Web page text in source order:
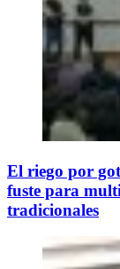
El riego por
fuste para
tradicionales